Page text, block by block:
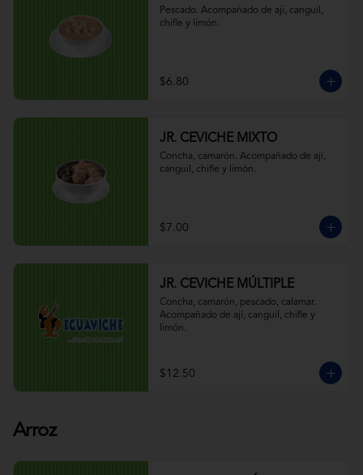
Pescado. Acompañado de ají, canguil,
chifle y limón.
$6.80
JR. CEVICHE MIXTO
Concha, camarón. Acompañado de ají,
canguil, chifle y limón.
$7.00
JR. CEVICHE MÚLTIPLE
Concha, camarón, pescado, calamar.
Acompañado de ají, canguil, chifle y
limón.
$12.50
Arroz